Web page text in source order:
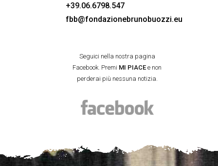
+39.06.6798.547
fbb@fondazionebrunobuozzi.eu
Seguici nella nostra pagina
Facebook. Premi MI PIACE e non
perderai più nessuna notizia.